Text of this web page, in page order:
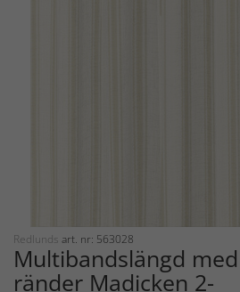
Redlunds art. nr: 563028
Multibandslängd med
ränder Madicken 2-